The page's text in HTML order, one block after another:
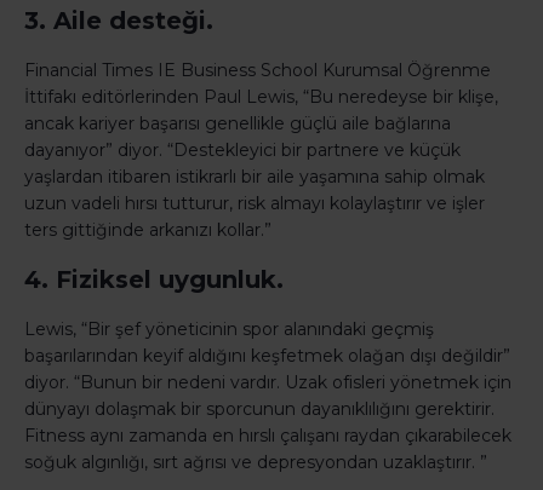
3. Aile desteği.
Financial Times IE Business School Kurumsal Öğrenme
İttifakı editörlerinden Paul Lewis, “Bu neredeyse bir klişe,
ancak kariyer başarısı genellikle güçlü aile bağlarına
dayanıyor” diyor. “Destekleyici bir partnere ve küçük
yaşlardan itibaren istikrarlı bir aile yaşamına sahip olmak
uzun vadeli hırsı tutturur, risk almayı kolaylaştırır ve işler
ters gittiğinde arkanızı kollar.”
4. Fiziksel uygunluk.
Lewis, “Bir şef yöneticinin spor alanındaki geçmiş
başarılarından keyif aldığını keşfetmek olağan dışı değildir”
diyor. “Bunun bir nedeni vardır. Uzak ofisleri yönetmek için
dünyayı dolaşmak bir sporcunun dayanıklılığını gerektirir.
Fitness aynı zamanda en hırslı çalışanı raydan çıkarabilecek
soğuk algınlığı, sırt ağrısı ve depresyondan uzaklaştırır. ”